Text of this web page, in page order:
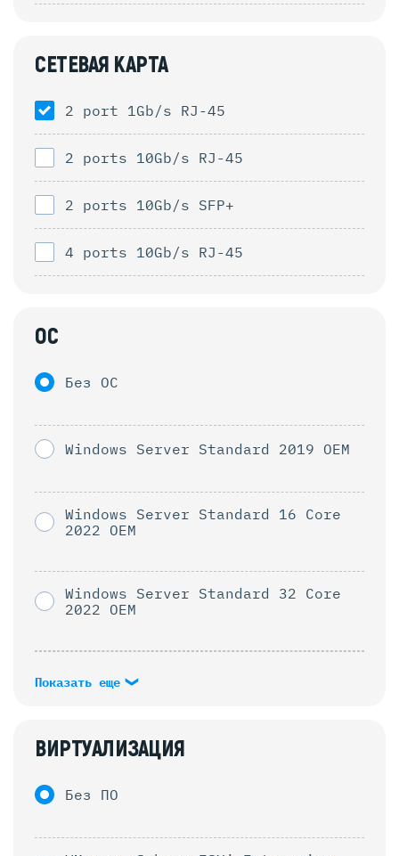
СЕТЕВАЯ КАРТА
2 port 1Gb/s RJ-45
2 ports 10Gb/s RJ-45
2 ports 10Gb/s SFP+
4 ports 10Gb/s RJ-45
ОС
Без ОС
Windows Server Standard 2019 OEM
Windows Server Standard 16 Core
2022 OEM
Windows Server Standard 32 Core
2022 OEM
Показать еще
ВИРТУАЛИЗАЦИЯ
Без ПО